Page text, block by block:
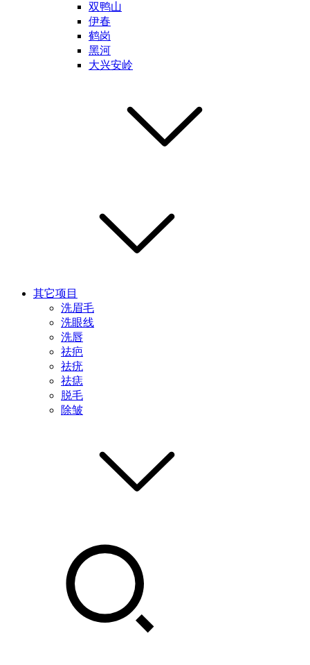
双鸭山
伊春
鹤岗
黑河
大兴安岭
其它项目
洗眉毛
洗眼线
洗唇
祛疤
祛疣
祛痣
脱毛
除皱